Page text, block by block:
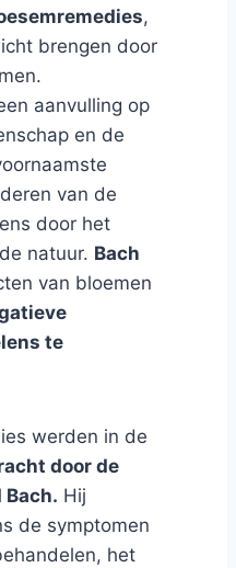
,
brengen door
aanvulling op
en de
van de
door het
natuur. Bach
van bloemen
te
werden in de
door de
Bach. Hij
de symptomen
het